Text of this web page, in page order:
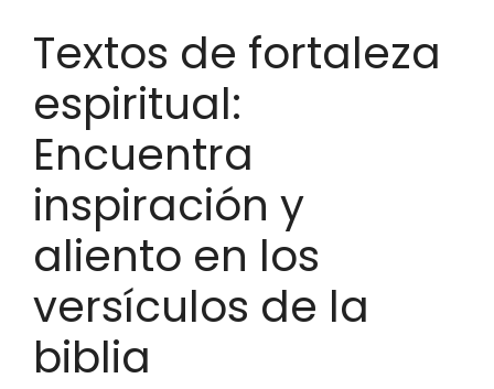
Textos de fortaleza
espiritual:
Encuentra
inspiración y
aliento en los
versículos de la
biblia